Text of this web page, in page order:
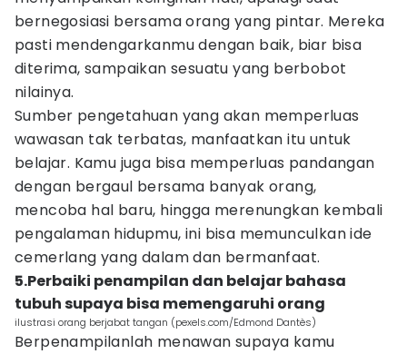
bernegosiasi bersama orang yang pintar. Mereka
pasti mendengarkanmu dengan baik, biar bisa
diterima, sampaikan sesuatu yang berbobot
nilainya.
Sumber pengetahuan yang akan memperluas
wawasan tak terbatas, manfaatkan itu untuk
belajar. Kamu juga bisa memperluas pandangan
dengan bergaul bersama banyak orang,
mencoba hal baru, hingga merenungkan kembali
pengalaman hidupmu, ini bisa memunculkan ide
cemerlang yang dalam dan bermanfaat.
5.Perbaiki penampilan dan belajar bahasa
tubuh supaya bisa memengaruhi orang
ilustrasi orang berjabat tangan (pexels.com/Edmond Dantès)
Berpenampilanlah menawan supaya kamu